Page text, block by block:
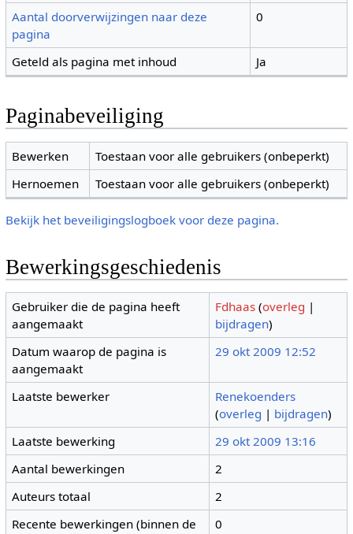
Aantal doorverwijzingen naar deze
pagina
0
Geteld als pagina met inhoud Ja
Paginabeveiliging
Bewerken
Toestaan voor alle gebruikers (onbeperkt)
Hernoemen
Toestaan voor alle gebruikers (onbeperkt)
Bekijk het beveiligingslogboek voor deze pagina.
Bewerkingsgeschiedenis
Gebruiker die de pagina heeft
aangemaakt
Fdhaas (overleg |
bijdragen)
Datum waarop de pagina is
aangemaakt
29 okt 2009 12:52
Laatste bewerker
Renekoenders
(overleg | bijdragen)
Laatste bewerking
29 okt 2009 13:16
Aantal bewerkingen
2
Auteurs totaal
2
Recente bewerkingen (binnen de
0